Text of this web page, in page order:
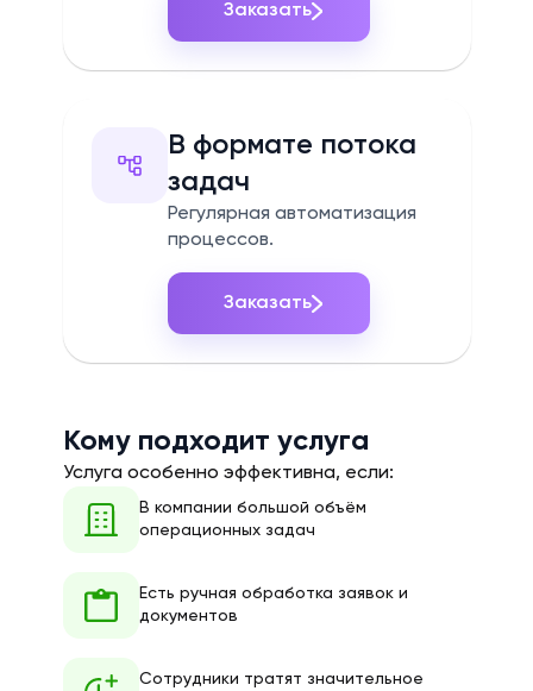
Заказать
В формате потока
задач
Регулярная автоматизация
процессов.
Заказать
Кому подходит услуга
Услуга особенно эффективна, если:
В компании большой объём
операционных задач
Есть ручная обработка заявок и
документов
Сотрудники тратят значительное